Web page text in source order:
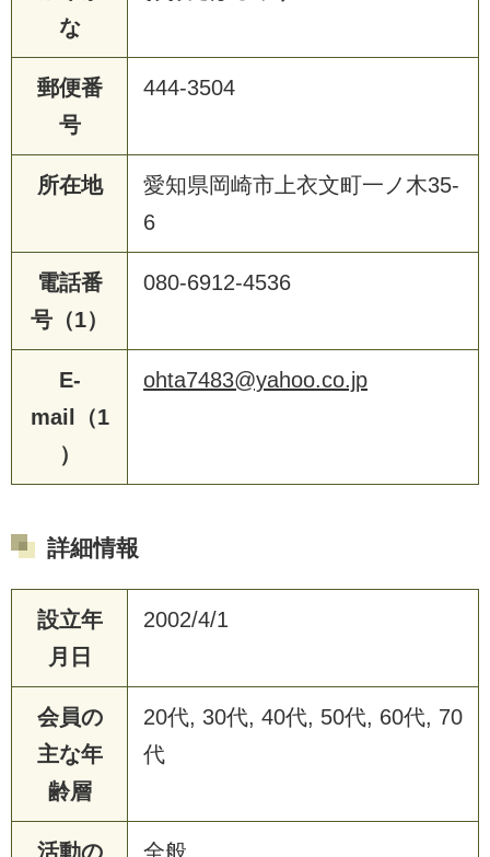
な
郵便番
号
444-3504
所在地
愛知県岡崎市上衣文町一ノ木35-
6
電話番
号（1）
080-6912-4536
E-
mail（1
）
ohta7483@yahoo.co.jp
詳細情報
設立年
月日
2002/4/1
会員の
主な年
齢層
20代, 30代, 40代, 50代, 60代, 70
代
活動の 全般